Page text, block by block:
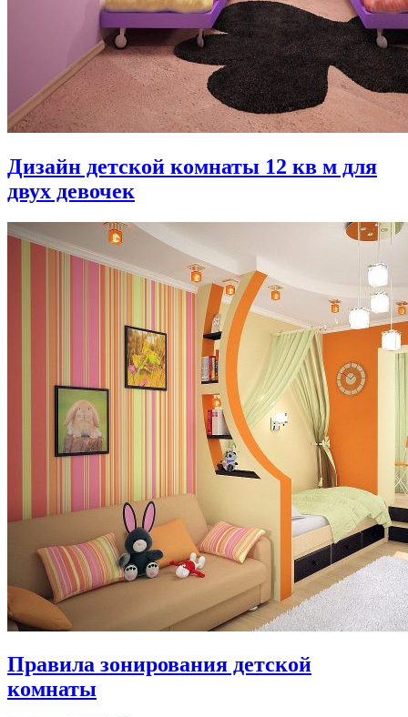
Дизайн детской комнаты 12 кв м для
двух девочек
Правила зонирования детской
комнаты